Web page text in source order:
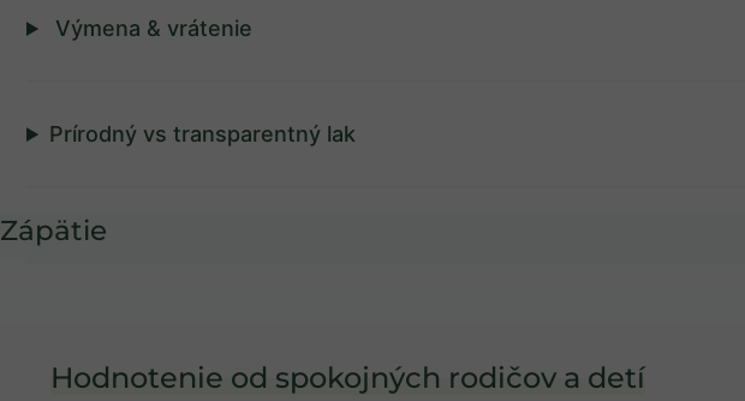
Výmena & vrátenie
Prírodný vs transparentný lak
Zápätie
Hodnotenie od spokojných rodičov a detí